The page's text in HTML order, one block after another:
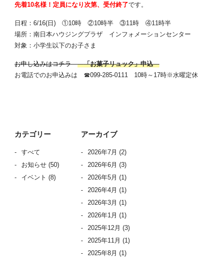
先着10名様！定員になり次第、受付終了です。
日程：6/16(日) ①10時 ②10時半 ③11時 ④11時半
場所：南日本ハウジングプラザ インフォメーションセンター
対象：小学生以下のお子さま
お申し込みはコチラ
「お菓子リュック」申込
お電話でのお申込みは ☎099-285-0111 10時～17時※水曜定休
カテゴリー
すべて
お知らせ(50)
イベント (8)
アーカイブ
2026年7月 (2)
2026年6月 (3)
2026年5月 (1)
2026年4月 (1)
2026年3月 (1)
2026年1月 (1)
2025年12月 (3)
2025年11月 (1)
2025年8月 (1)